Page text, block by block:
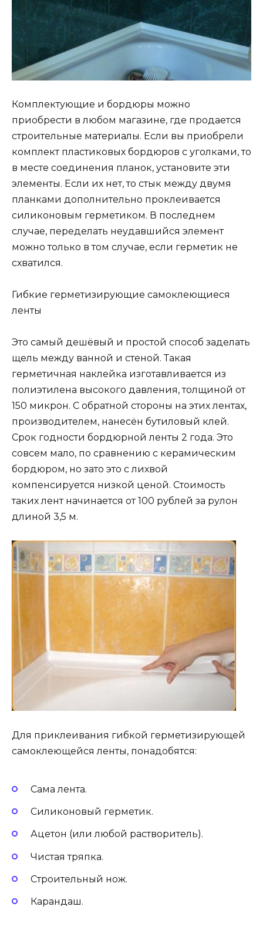
Комплектующие и бордюры можно
приобрести в любом магазине, где продается
строительные материалы. Если вы приобрели
комплект пластиковых бордюров с уголками, то
в месте соединения планок, установите эти
элементы. Если их нет, то стык между двумя
планками дополнительно проклеивается
силиконовым герметиком. В последнем
случае, переделать неудавшийся элемент
можно только в том случае, если герметик не
схватился.
Гибкие герметизирующие самоклеющиеся
ленты
Это самый дешёвый и простой способ заделать
щель между ванной и стеной. Такая
герметичная наклейка изготавливается из
полиэтилена высокого давления, толщиной от
150 микрон. С обратной стороны на этих лентах,
производителем, нанесён бутиловый клей.
Срок годности бордюрной ленты 2 года. Это
совсем мало, по сравнению с керамическим
бордюром, но зато это с лихвой
компенсируется низкой ценой. Стоимость
таких лент начинается от 100 рублей за рулон
длиной 3,5 м.
Для приклеивания гибкой герметизирующей
самоклеющейся ленты, понадобятся:
Сама лента.
Силиконовый герметик.
Ацетон (или любой растворитель).
Чистая тряпка.
Строительный нож.
Карандаш.